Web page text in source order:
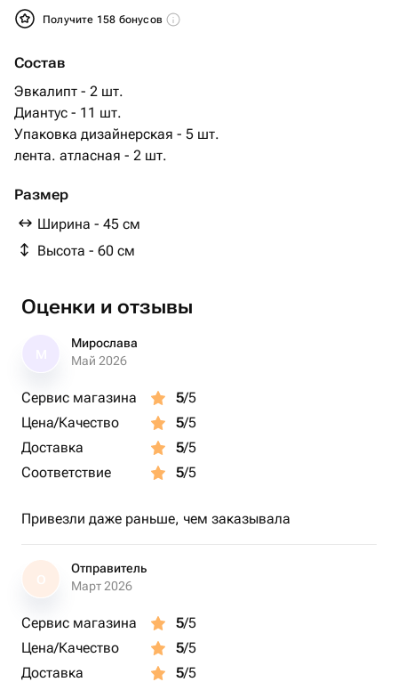
Получите 158 бонусов
Состав
Эвкалипт - 2 шт.
Диантус - 11 шт.
Упаковка дизайнерская - 5 шт.
лента. атласная - 2 шт.
Размер
Ширина - 45 см
Высота - 60 см
Оценки и отзывы
Мирослава
Май 2026
Сервис магазина 5/5
Цена/Качество
5/5
Доставка
5/5
Соответствие
5/5
Привезли даже раньше, чем заказывала
О
Отправитель
Март 2026
Сервис магазина 5/5
Цена/Качество
5/5
Доставка
5/5